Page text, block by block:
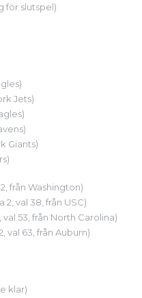
för slutspel)
Jets)
Giants)
från Washington)
2, val 38, från USC)
53, från North Carolina)
val 63, från Auburn)
klar)